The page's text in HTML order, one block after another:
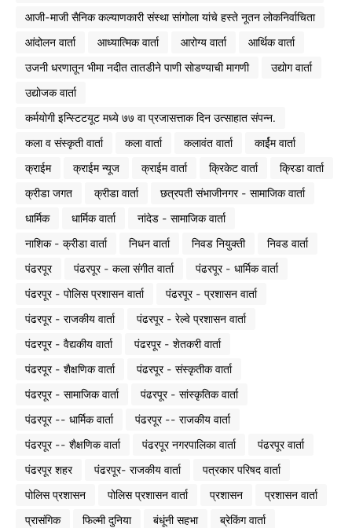
आजी-माजी सैनिक कल्याणकारी संस्था सांगोला यांचे हस्ते नूतन लोकनिर्वाचिता
आंदोलन वार्ता
आध्यात्मिक वार्ता आरोग्य वार्ता
आर्थिक वार्ता
उजनी धरणातून भीमा नदीत तातडीने पाणी सोडण्याची मागणी
उद्योग वार्ता
उद्योजक वार्ता
कर्मयोगी इन्स्टिटयूट मध्ये ७७ वा प्रजासत्ताक दिन उत्साहात संपन्न.
कला व संस्कृती वार्ता
कला वार्ता कलावंत वार्ता
कार्ईम वार्ता
क्राईम
क्राईम न्यूज क्राईम वार्ता क्रिकेट वार्ता
क्रिडा वार्ता
क्रीडा जगत
क्रीडा वार्ता
छत्रपती संभाजीनगर - सामाजिक वार्ता
धार्मिक
धार्मिक वार्ता
नांदेड - सामाजिक वार्ता
नाशिक - क्रीडा वार्ता
निधन वार्ता निवड नियुक्ती
निवड वार्ता
पंढरपूर
पंढरपूर - कला संगीत वार्ता
पंढरपूर - धार्मिक वार्ता
पंढरपूर - पोलिस प्रशासन वार्ता
पंढरपूर - प्रशासन वार्ता
पंढरपूर - राजकीय वार्ता
पंढरपूर - रेल्वे प्रशासन वार्ता
पंढरपूर - वैद्यकीय वार्ता
पंढरपूर - शेतकरी वार्ता
पंढरपूर - शैक्षणिक वार्ता
पंढरपूर - संस्कृतीक वार्ता
पंढरपूर - सामाजिक वार्ता
पंढरपूर - सांस्कृतिक वार्ता
पंढरपूर -- धार्मिक वार्ता
पंढरपूर -- राजकीय वार्ता
पंढरपूर -- शैक्षणिक वार्ता
पंढरपूर नगरपालिका वार्ता
पंढरपूर वार्ता
पंढरपूर शहर
पंढरपूर- राजकीय वार्ता
पत्रकार परिषद वार्ता
पोलिस प्रशासन
पोलिस प्रशासन वार्ता प्रशासन
प्रशासन वार्ता
प्रासंगिक
फिल्मी दुनिया बंधूंनी सहभा
ब्रेकिंग वार्ता